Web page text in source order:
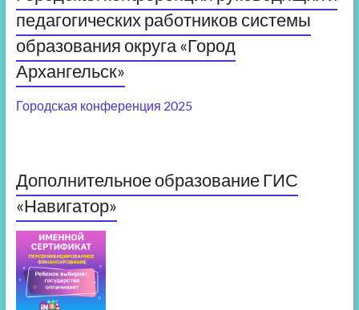
педагогических работников системы
образования округа «Город
Архангельск»
Городская конференция 2025
Дополнительное образование ГИС
«Навигатор»